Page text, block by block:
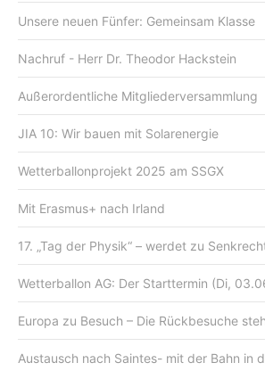
Unsere neuen Fünfer: Gemeinsam Klasse
Nachruf - Herr Dr. Theodor Hackstein
Außerordentliche Mitgliederversammlung
JIA 10: Wir bauen mit Solarenergie
Wetterballonprojekt 2025 am SSGX
Mit Erasmus+ nach Irland
17. „Tag der Physik“ – werdet zu
Wetterballon AG: Der Starttermin (Di,
Europa zu Besuch – Die Rückbesuche
Austausch nach Saintes- mit der Bahn in